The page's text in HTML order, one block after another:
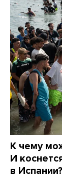
К чему
И
в Испании?